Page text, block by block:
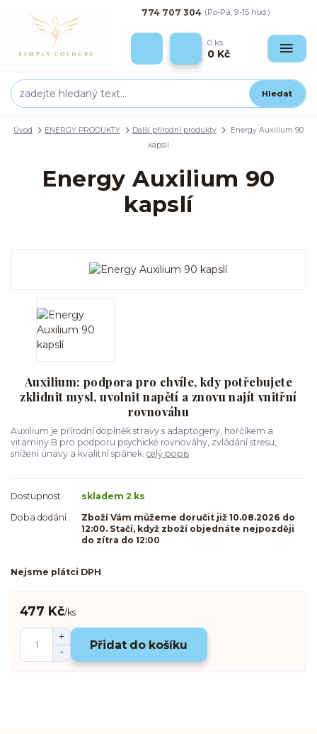
Hledat
774 707 304 (Po-Pá, 9-15 hod.)
0 ks
0 Kč
Úvod ENERGY PRODUKTY Další přírodní produkty
Energy Auxilium 90
kapslí
Energy Auxilium 90
kapslí
Auxilium: podpora pro chvíle, kdy potřebujete
zklidnit mysl, uvolnit napětí a znovu najít vnitřní
rovnováhu
Auxilium je přírodní doplněk stravy s adaptogeny, hořčíkem a
vitaminy B pro podporu psychické rovnováhy, zvládání stresu,
snížení únavy a kvalitní spánek. celý popis
Dostupnost
skladem 2 ks
Doba dodání
Zboží Vám můžeme doručit již 10.08.2026 do
12:00. Stačí, když zboží objednáte nejpozději
do zítra do 12:00
Nejsme plátci DPH
477 Kč/ks
Přidat do košíku